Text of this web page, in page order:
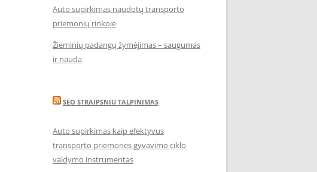
Auto supirkimas naudotų transporto
priemonių rinkoje
Žieminių padangų žymėjimas – saugumas
ir nauda
SEO STRAIPSNIU TALPINIMAS
Auto supirkimas kaip efektyvus
transporto priemonės gyvavimo ciklo
valdymo instrumentas